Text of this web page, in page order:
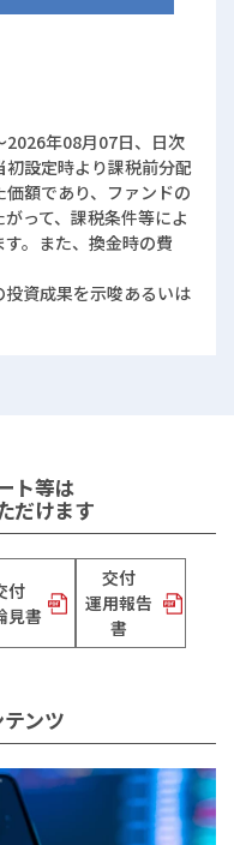
2026年08月07日、日次
設定時より課税前分配
額であり、ファンドの
って、課税条件等によ
。また、換金時の費
資成果を示唆あるいは
ト等は
だけます
付
見書
交付
運用報告
書
ンツ